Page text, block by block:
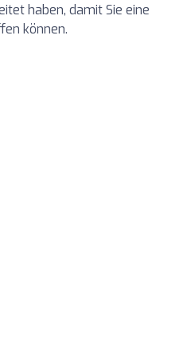
haben, damit Sie eine
können.